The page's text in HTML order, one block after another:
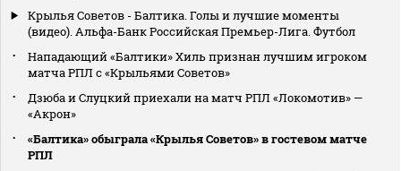
Крылья Советов - Балтика. Голы и лучшие моменты
(видео). Альфа-Банк Российская Премьер-Лига. Футбол
Нападающий «Балтики» Хиль признан лучшим игроком
матча РПЛ с «Крыльями Советов»
Дзюба и Слуцкий приехали на матч РПЛ «Локомотив» —
«Акрон»
«Балтика» обыграла «Крылья Советов» в гостевом матче
РПЛ